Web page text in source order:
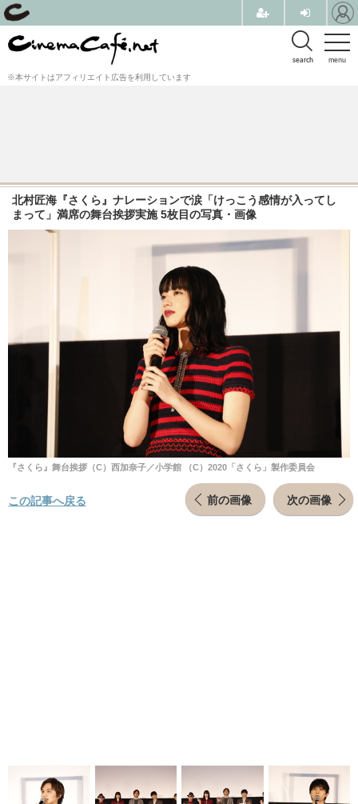
menu
search
※本サイトはアフィリエイト広告を利用しています
北村匠海『さくら』ナレーションで涙「けっこう感情が入ってし
まって」満席の舞台挨拶実施 5枚目の写真・画像
『さくら』舞台挨拶（C）西加奈子／小学館 （C）2020「さくら」製作委員会
前の画像 次の画像
この記事へ戻る